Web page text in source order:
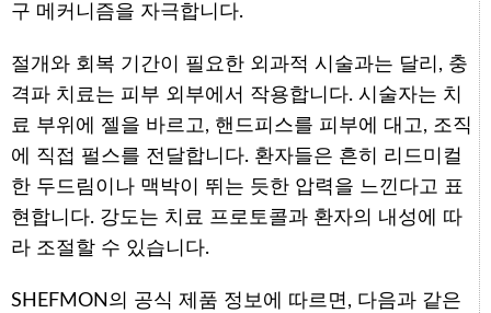
구 메커니즘을 자극합니다.
절개와 회복 기간이 필요한 외과적 시술과는 달리, 충
격파 치료는 피부 외부에서 작용합니다. 시술자는 치
료 부위에 젤을 바르고, 핸드피스를 피부에 대고, 조직
에 직접 펄스를 전달합니다. 환자들은 흔히 리드미컬
한 두드림이나 맥박이 뛰는 듯한 압력을 느낀다고 표
현합니다. 강도는 치료 프로토콜과 환자의 내성에 따
라 조절할 수 있습니다.
SHEFMON의 공식 제품 정보에 따르면, 다음과 같은